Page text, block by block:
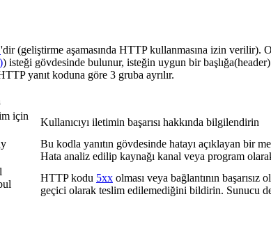
'dir (geliştirme aşamasında HTTP kullanmasına izin verilir).
) isteği gövdesinde bulunur, isteğin uygun bir
yanıt koduna göre 3 gruba ayrılır.
için
Kullanıcıyı iletimin başarısı hakkında bilgilendirin
Bu kodla yanıtın gövdesinde hatayı açıklayan bir
Hata analiz edilip kaynağı kanal veya program
HTTP kodu 5xx olması veya bağlantının
geçici olarak teslim edilemediğini bildirin. Sunucu